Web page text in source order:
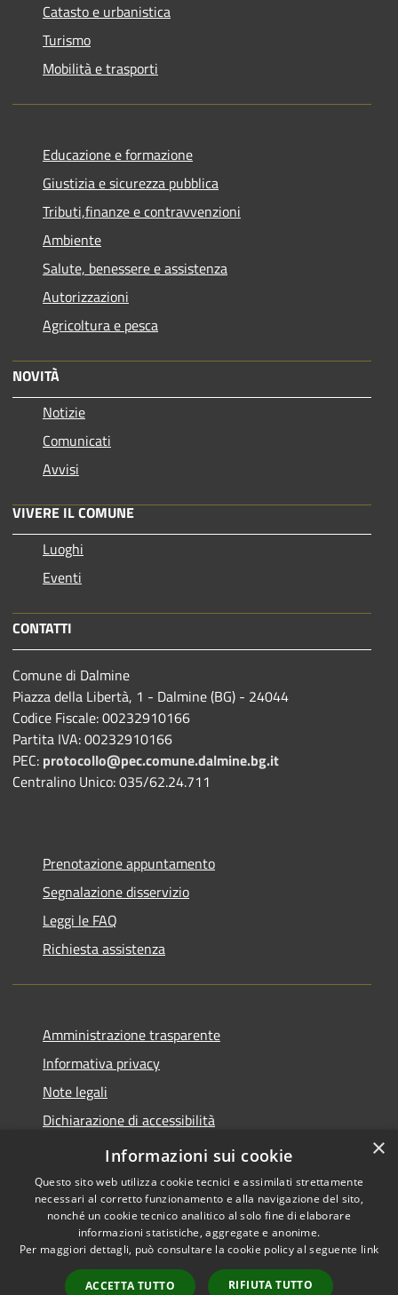
Catasto e urbanistica
Turismo
Mobilità e trasporti
Educazione e formazione
Giustizia e sicurezza pubblica
Tributi,finanze e contravvenzioni
Ambiente
Salute, benessere e assistenza
Autorizzazioni
Agricoltura e pesca
NOVITÀ
Notizie
Comunicati
Avvisi
VIVERE IL COMUNE
Luoghi
Eventi
CONTATTI
Comune di Dalmine
Piazza della Libertà, 1 - Dalmine (BG) - 24044
Codice Fiscale: 00232910166
Partita IVA: 00232910166
PEC: protocollo@pec.comune.dalmine.bg.it
Centralino Unico: 035/62.24.711
Prenotazione appuntamento
Segnalazione disservizio
Leggi le FAQ
Richiesta assistenza
Amministrazione trasparente
Informativa privacy
Note legali
Dichiarazione di accessibilità
Piano di miglioramento del sito
Accessibilità
Copyright © 2026 • Comune di
Dalmine • Powered by
Municipium•
Accesso
×
Informazioni sui cookie
Questo sito web utilizza cookie tecnici e assimilati strettamente
necessari al corretto funzionamento e alla navigazione del sito,
nonché un cookie tecnico analitico al solo fine di elaborare
informazioni statistiche, aggregate e anonime.
Per maggiori dettagli, può consultare la cookie policy al seguente link
ACCETTA TUTTO RIFIUTA TUTTO